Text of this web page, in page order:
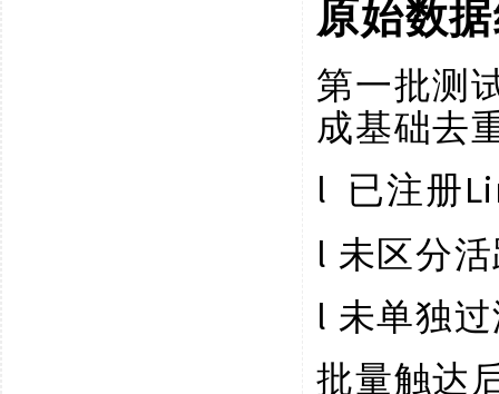
原始数
第一批测
成基础去
l
已注册
l 未区分
l 未单独
批量触达